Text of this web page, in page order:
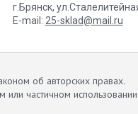
г.Брянск,
E-mail: 25-sklad@mail.ru
об авторских правах.
или частичном